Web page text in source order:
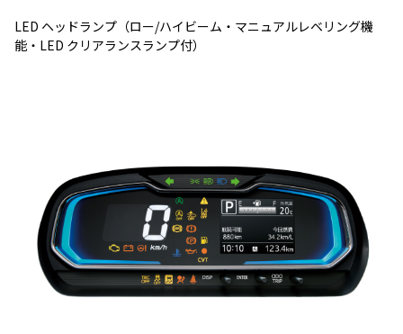
LED ヘッドランプ（ロー/ハイビーム・マニュアルレベリング機
能・LED クリアランスランプ付）